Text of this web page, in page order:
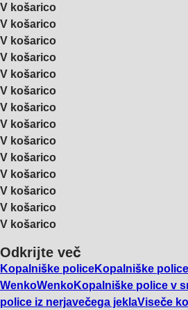
V košarico
V košarico
V košarico
V košarico
V košarico
V košarico
V košarico
V košarico
V košarico
V košarico
V košarico
V košarico
V košarico
V košarico
Odkrijte več
Kopalniške policeKopalniške police
WenkoWenkoKopalniške police v
police iz nerjavečega jeklaViseče